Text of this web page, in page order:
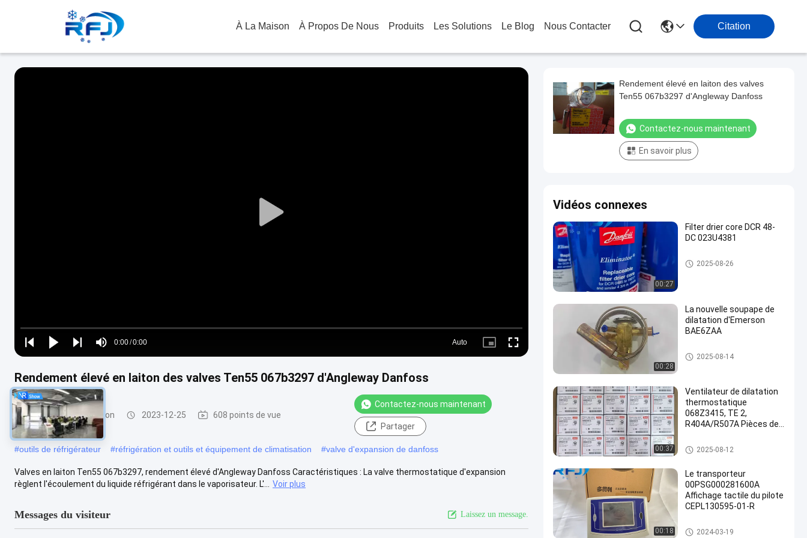
À La Maison À Propos De Nous Produits Les Solutions Le Blog Nous Contacter Citation
Play
Play
Play
Play
Mute
Time
0:00/0:00
Loaded:
0%
Auto
Picture- Fullscreen
Rendement élevé en laiton des valves Ten55 067b3297 d'Angleway Danfoss
Pièces de réfrigération 2023-12-25 608 points de vue
Contactez-nous maintenant
Partager
#outils de réfrigérateur #réfrigération et outils et équipement de climatisation #valve d'expansion de danfoss
Valves en laiton Ten55 067b3297, rendement élevé d'Angleway Danfoss Caractéristiques : La valve thermostatique d'expansion
règlent l'écoulement du liquide réfrigérant dans le vaporisateur. L'...
Voir plus
Messages du visiteur Laissez un message.
Rendement élevé en laiton des valves
Ten55 067b3297 d'Angleway Danfoss
Contactez-nous maintenant
En savoir plus
Vidéos connexes
00:27
Filter drier core DCR 48-
DC 023U4381
Pièces de réfrigération
2025-08-26
00:28
La nouvelle soupape de
dilatation d'Emerson
BAE6ZAA
Pièces de réfrigération
2025-08-14
00:37
Ventilateur de dilatation
thermostatique
068Z3415, TE 2,
R404A/R507A Pièces de
Pièces de réfrigération
2025-08-12
00:18
Le transporteur
00PSG000281600A
Affichage tactile du pilote
CEPL130595-01-R
Pièces de réfrigération
2024-03-19